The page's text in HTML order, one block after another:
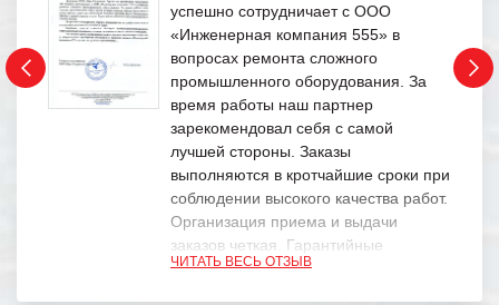
успешно сотрудничает с ООО
«Инженерная компания 555» в
вопросах ремонта сложного
промышленного оборудования. За
время работы наш партнер
зарекомендовал себя с самой
лучшей стороны. Заказы
выполняются в кротчайшие сроки при
соблюдении высокого качества работ.
Организация приема и выдачи
заказов четкая. Гарантийные
обязательства выполняются в
ЧИТАТЬ ВЕСЬ ОТЗЫВ